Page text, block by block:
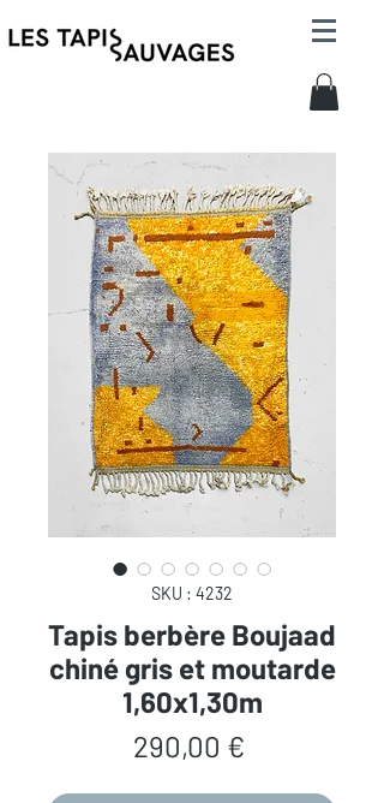
SKU : 4232
Tapis berbère Boujaad
chiné gris et moutarde
1,60x1,30m
290,00 €